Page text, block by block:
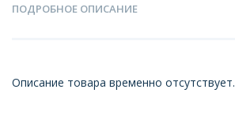
ПОДРОБНОЕ ОПИСАНИЕ
Описание товара временно отсутствует.